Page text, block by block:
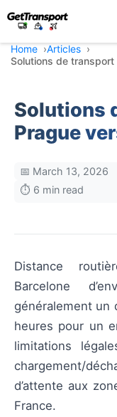
Home
Articles
Solutions de
Solutions
Prague
📅 March 13, 2026
⏱️ 6 min read
Distance
Barcelone
généralement un
heures pour un
limitations
chargement/
d’attente aux
France.